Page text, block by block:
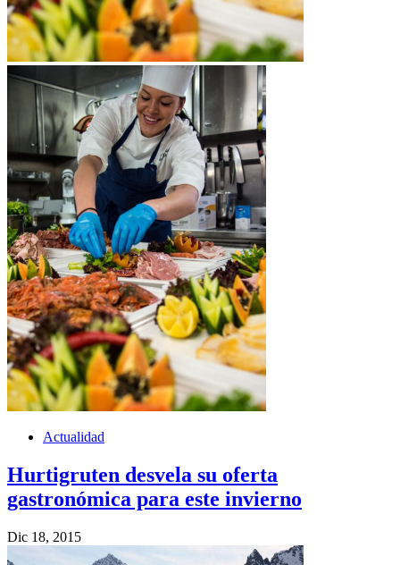
Actualidad
Hurtigruten desvela su oferta
gastronómica para este invierno
Dic 18, 2015